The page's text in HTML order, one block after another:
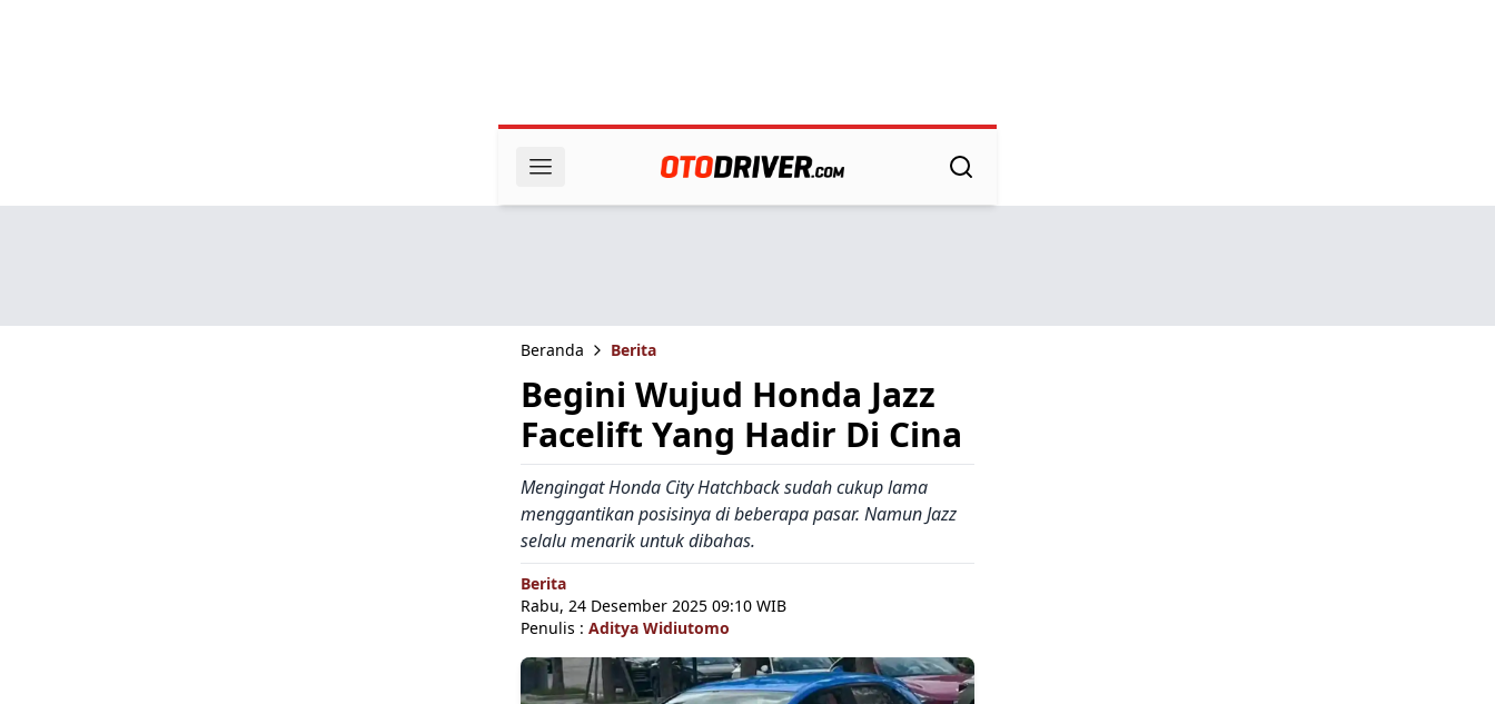
Beranda Berita
Begini Wujud Honda Jazz
Facelift Yang Hadir Di Cina
Mengingat Honda City Hatchback sudah cukup lama
menggantikan posisinya di beberapa pasar. Namun Jazz
selalu menarik untuk dibahas.
Berita
Rabu, 24 Desember 2025 09:10 WIB
Penulis : Aditya Widiutomo